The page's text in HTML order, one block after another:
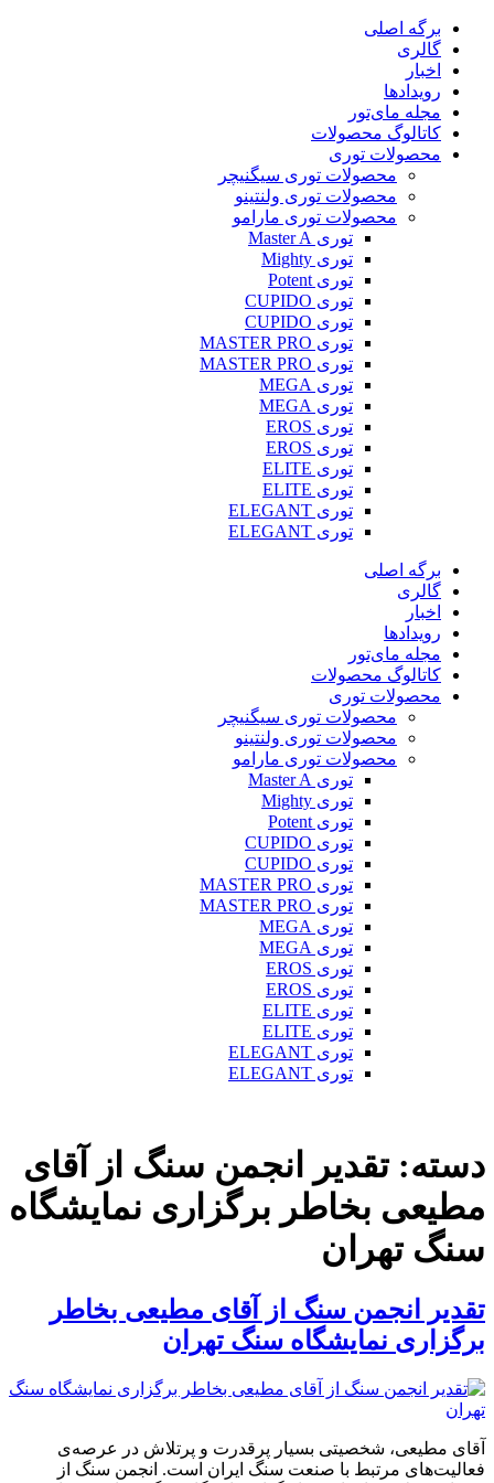
پرش
محتوا
برگه اصلی
گالری
اخبار
رویدادها
مجله مای‌تور
کاتالوگ محصولات
محصولات توری
محصولات توری سیگنیچر
محصولات توری ولنتینو
محصولات توری مارامو
توری Master A
توری Mighty
توری Potent
توری CUPIDO
توری CUPIDO
توری MASTER PRO
توری MASTER PRO
توری MEGA
توری MEGA
توری EROS
توری EROS
توری ELITE
توری ELITE
توری ELEGANT
توری ELEGANT
برگه اصلی
گالری
اخبار
رویدادها
مجله مای‌تور
کاتالوگ محصولات
محصولات توری
محصولات توری سیگنیچر
محصولات توری ولنتینو
محصولات توری مارامو
توری Master A
توری Mighty
توری Potent
توری CUPIDO
توری CUPIDO
توری MASTER PRO
توری MASTER PRO
توری MEGA
توری MEGA
توری EROS
توری EROS
توری ELITE
توری ELITE
توری ELEGANT
توری ELEGANT
دسته:تقدیر انجمن سنگ از آقای
مطیعی بخاطر برگزاری نمایشگاه
سنگ تهران
تقدیر انجمن سنگ از آقای مطیعی بخاطر
برگزاری نمایشگاه سنگ تهران
آقای مطیعی، شخصیتی بسیار پرقدرت و پرتلاش در عرصه‌ی
فعالیت‌های مرتبط با صنعت سنگ ایران است. انجمن سنگ از